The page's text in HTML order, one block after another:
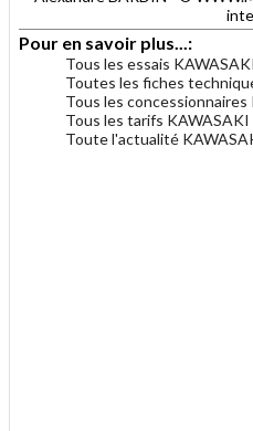
Pour en savoir plus...:
Tous les essais KAWASAKI
Toutes les fiches
Tous les concessionnaires
Tous les tarifs KAWASAKI
Toute l'actualité